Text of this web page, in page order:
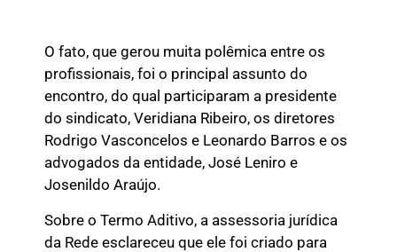
O fato, que gerou muita polêmica entre os
profissionais, foi o principal assunto do
encontro, do qual participaram a presidente
do sindicato, Veridiana Ribeiro, os diretores
Rodrigo Vasconcelos e Leonardo Barros e os
advogados da entidade, José Leniro e
Josenildo Araújo.
Sobre o Termo Aditivo, a assessoria jurídica
da Rede esclareceu que ele foi criado para